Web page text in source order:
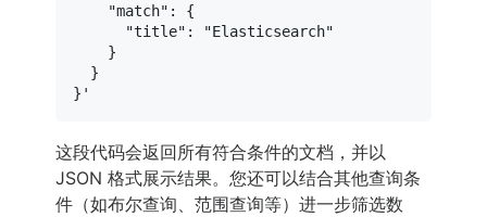
    "match": {
      "title": "Elasticsearch"
    }
  }
}'
这段代码会返回所有符合条件的文档，并以
JSON 格式展示结果。您还可以结合其他查询条
件（如布尔查询、范围查询等）进一步筛选数